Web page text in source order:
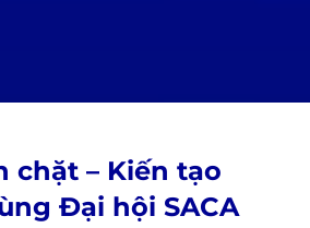
chặt – Kiến tạo
Đại hội SACA